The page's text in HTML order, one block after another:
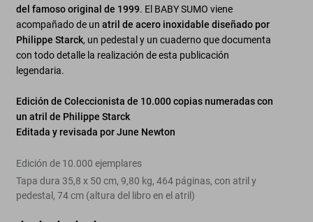
del famoso original de 1999. El BABY SUMO viene
acompañado de unatril de acero inoxidable diseñado por
Philippe Starck, un pedestal y un cuaderno que documenta
con todo detalle la realización de esta publicación
legendaria.
Edición de Coleccionista de 10.000 copias numeradas con
un atril de Philippe Starck
Editada y revisada por June Newton
Edición de 10.000 ejemplares
Tapa dura 35,8 x 50 cm, 9,80 kg, 464 páginas, con atril y
pedestal, 74 cm (altura del libro en el atril)